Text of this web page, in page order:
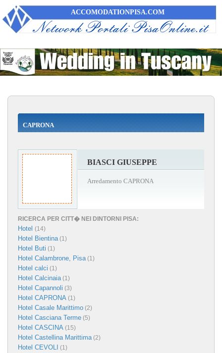
ACCOMODATIONPISA.COM
CAPRONA
BIASCI GIUSEPPE
Arredamento CAPRONA
RICERCA PER CITT� NEI DINTORNI PISA:
Hotel (14)
Hotel Bientina(1)
Hotel Buti (1)
Hotel Calambrone, Pisa(1)
Hotel calci (1)
Hotel Calcinaia(1)
Hotel Capannoli (3)
Hotel CAPRONA (1)
Hotel Casale Marittimo (2)
Hotel Casciana Terme (5)
Hotel CASCINA (15)
Hotel Castellina Marittima(2)
Hotel CEVOLI (1)